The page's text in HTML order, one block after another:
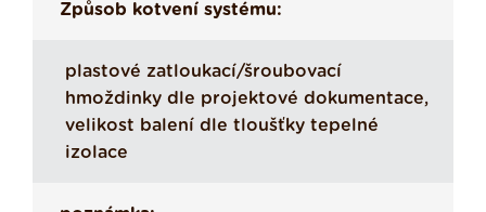
Způsob kotvení systému:
plastové zatloukací/šroubovací
hmoždinky dle projektové dokumentace,
velikost balení dle tloušťky tepelné
izolace